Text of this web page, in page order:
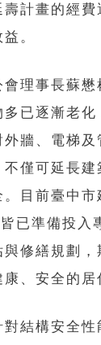
計畫的經
。
理事長蘇懋
已逐漸老化
牆、電梯及
僅可延長
目前臺中市
已準備投入
修繕規劃，
、安全的居
結構安全